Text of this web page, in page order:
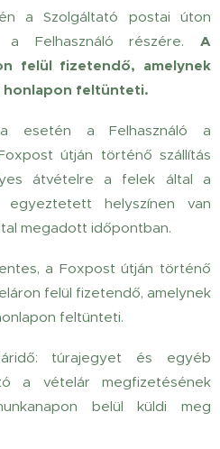
a Szolgáltató postai úton
Felhasználó részére. A
felül fizetendő, amelynek
honlapon feltünteti.
esetén a Felhasználó a
útján történő szállítás
átvételre a felek által a
egyeztetett helyszínen van
megadott időpontban.
a Foxpost útján történő
felül fizetendő, amelynek
feltünteti.
túrajegyet és egyéb
a vételár megfizetésének
belül küldi meg